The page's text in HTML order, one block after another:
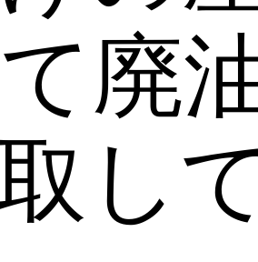
廃
し